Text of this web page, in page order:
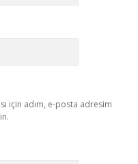
için adım, e-posta adresim